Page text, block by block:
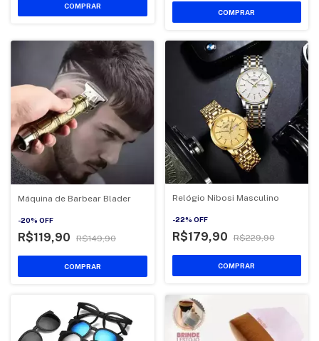
COMPRAR
COMPRAR
Máquina de Barbear Blader
-20% OFF
R$119,90 R$149,90
Relógio Nibosi Masculino
-22% OFF
R$179,90 R$229,90
COMPRAR